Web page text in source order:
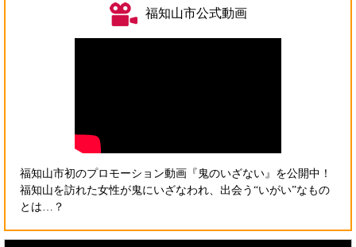
福知山市公式動画
福知山市初のプロモーション動画『鬼のいざない』を公開中！
福知山を訪れた女性が鬼にいざなわれ、出会う“いがい”なもの
とは…？